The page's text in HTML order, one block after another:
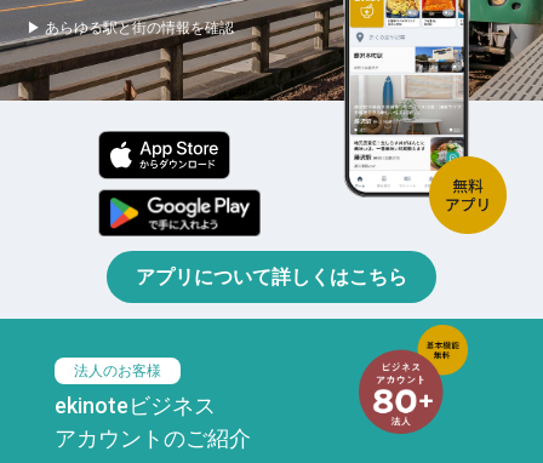
▶ あらゆる駅と街の情報を確認
アプリについて詳しくはこちら
法人のお客様
ekinoteビジネス
アカウントのご紹介